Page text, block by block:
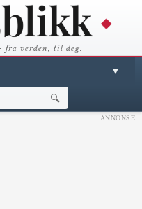
fra verden, til deg.
▼
🔍
ANNONSE